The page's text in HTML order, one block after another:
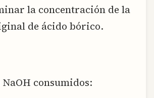
la concentración de la
de ácido bórico.
consumidos: